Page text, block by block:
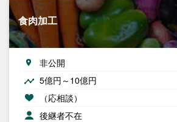
食肉加工
非公開
5億円～10億円
（応相談）
後継者不在